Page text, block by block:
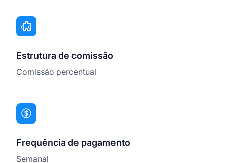
Estrutura de comissão
Comissão percentual
Frequência de pagamento
Semanal